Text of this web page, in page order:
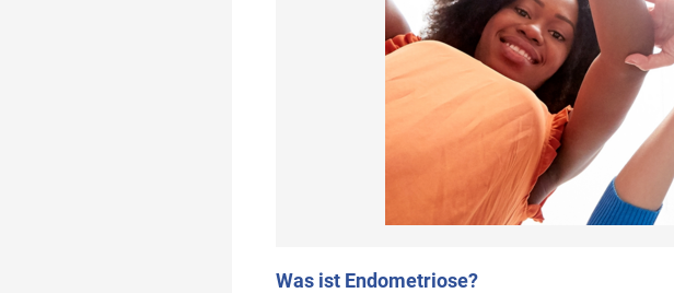
Was ist Endometriose?